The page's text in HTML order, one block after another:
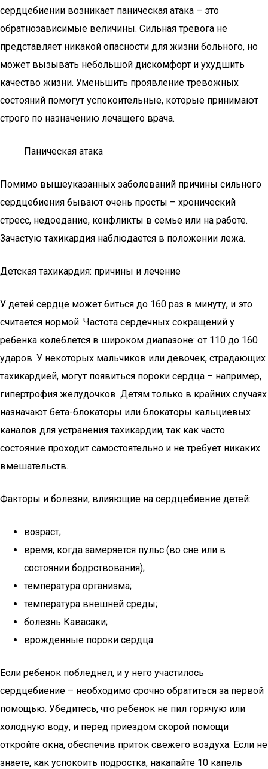
сердцебиении возникает паническая атака – это
обратнозависимые величины. Сильная тревога не
представляет никакой опасности для жизни больного, но
может вызывать небольшой дискомфорт и ухудшить
качество жизни. Уменьшить проявление тревожных
состояний помогут успокоительные, которые принимают
строго по назначению лечащего врача.
Паническая атака
Помимо вышеуказанных заболеваний причины сильного
сердцебиения бывают очень просты – хронический
стресс, недоедание, конфликты в семье или на работе.
Зачастую тахикардия наблюдается в положении лежа.
Детская тахикардия: причины и лечение
У детей сердце может биться до 160 раз в минуту, и это
считается нормой. Частота сердечных сокращений у
ребенка колеблется в широком диапазоне: от 110 до 160
ударов. У некоторых мальчиков или девочек, страдающих
тахикардией, могут появиться пороки сердца – например,
гипертрофия желудочков. Детям только в крайних случаях
назначают бета-блокаторы или блокаторы кальциевых
каналов для устранения тахикардии, так как часто
состояние проходит самостоятельно и не требует никаких
вмешательств.
Факторы и болезни, влияющие на сердцебиение детей:
возраст;
время, когда замеряется пульс (во сне или в
состоянии бодрствования);
температура организма;
температура внешней среды;
болезнь Кавасаки;
врожденные пороки сердца.
Если ребенок побледнел, и у него участилось
сердцебиение – необходимо срочно обратиться за первой
помощью. Убедитесь, что ребенок не пил горячую или
холодную воду, и перед приездом скорой помощи
откройте окна, обеспечив приток свежего воздуха. Если не
знаете, как успокоить подростка, накапайте 10 капель